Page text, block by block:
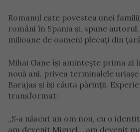
Romanul este povestea unei
români în Spania și, spune
milioane de oameni plecați din
Mihai Gane își amintește prima zi
nouă ani, privea terminalele
Barajas și își căuta părinții.
transformat:
„S‑a născut un om nou, cu o
am devenit Miguel… am devenit